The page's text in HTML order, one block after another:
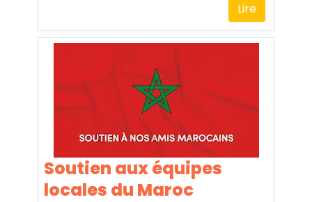
Lire
Soutien aux équipes
locales du Maroc